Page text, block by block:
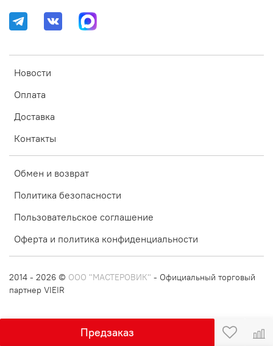
Предзаказ
Новости
Оплата
Доставка
Контакты
Обмен и возврат
Политика безопасности
Пользовательское соглашение
Оферта и политика конфиденциальности
2014 - 2026 © ООО "МАСТЕРОВИК" - Официальный торговый
партнер VIEIR